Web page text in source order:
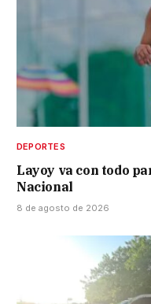
DEPORTES
Layoy va con todo
Nacional
8 de agosto de 2026